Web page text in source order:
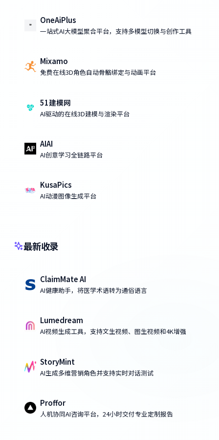
OneAiPlus
一站式AI大模型聚合平台，支持多模型切换与创作工具
Mixamo
免费在线3D角色自动骨骼绑定与动画平台
51建模网
AI驱动的在线3D建模与渲染平台
AIAI
AI创意学习全链路平台
KusaPics
AI动漫图像生成平台
最新收录
ClaimMate AI
AI健康助手，将医学术语转为通俗语言
Lumedream
AI视频生成工具，支持文生视频、图生视频和4K增强
StoryMint
AI生成多维营销角色并支持实时对话测试
Proffor
人机协同AI咨询平台，24小时交付专业定制报告